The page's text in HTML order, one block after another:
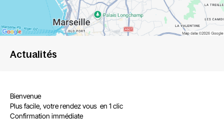
Actualités
Bienvenue
Plus facile, votre rendez vous en 1 clic
Confirmation immédiate